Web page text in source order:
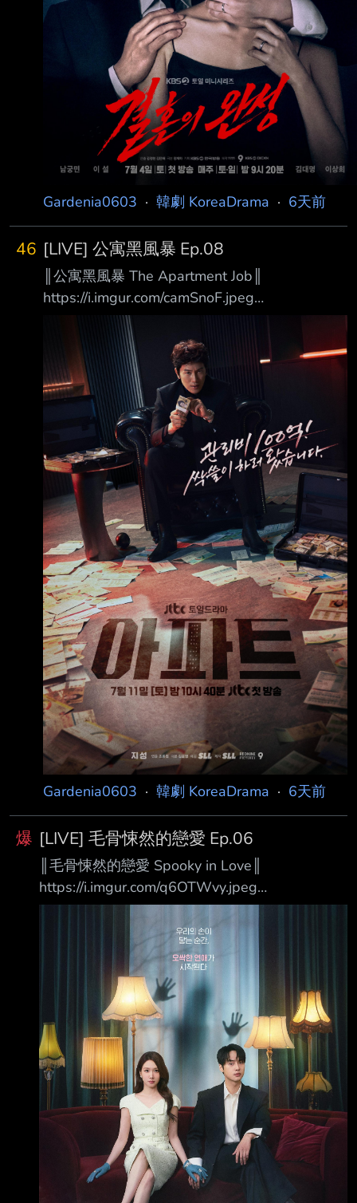
Gardenia0603 · 韓劇 KoreaDrama · 6天前
46 [LIVE] 公寓黑風暴 Ep.08
║公寓黑風暴 The Apartment Job║
https://i.imgur.com/camSnoF.jpeg
https://i.imgur.com/vDSk8wm.jpeg 100億的管
理費我要全部拿走！ 你每個月所繳納的管理
費，真的有用在對的地方嗎？ 在韓國有一半以
上的人民住在公寓大廈，而我們每個月收到的管
理費帳單上唯一看得懂的， 大概只有「合計金
額」那一欄。 清潔費？委託管理費？還有連名
稱都讓人一頭霧水的「長期修繕準備金」？
「反正才幾萬元而已，有什麼關係。」 在我們
習以為常、從不過問的冷漠
Gardenia0603 · 韓劇 KoreaDrama · 6天前
爆 [LIVE] 毛骨悚然的戀愛 Ep.06
║毛骨悚然的戀愛 Spooky in Love║
https://i.imgur.com/q6OTWvy.jpeg
https://i.imgur.com/59BIcwe.jpeg 當我們的手觸
碰到彼此的那一刻起，一場毛骨悚然的戀愛揭開
序幕 ❶.甜蜜愛情羅曼史與驚悚靈異題材的結合！
故事講述一名擁有看見鬼魂能力的絕美財閥繼承
人千汝利， 和一名極度懼怕鬼魂的熱血檢察官馬
剛旭，這對看似處於光譜兩端、絕對合不來的男
女， 在一次因緣際會下偶然相遇，甚至開始共享
那令人畏懼的超自然現象！ 在這樣的過程中，兩
人逐漸墜入